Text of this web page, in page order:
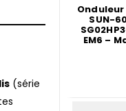
(série
Onduleur
SUN-
EM6 –